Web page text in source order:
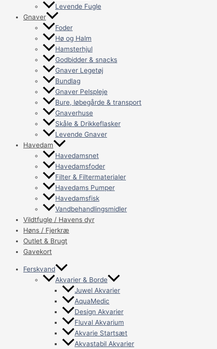
Levende Fugle
Gnaver
Foder
Hø og Halm
Hamsterhjul
Godbidder & snacks
Gnaver Legetøj
Bundlag
Gnaver Pelspleje
Bure, løbegårde & transport
Gnaverhuse
Skåle & Drikkeflasker
Levende Gnaver
Havedam
Havedamsnet
Havedamsfoder
Filter & Filtermaterialer
Havedams Pumper
Havedamsfisk
Vandbehandlingsmidler
Vildtfugle / Havens dyr
Høns / Fjerkræ
Outlet & Brugt
Gavekort
Ferskvand
Akvarier & Borde
Juwel Akvarier
AquaMedic
Design Akvarier
Fluval Akvarium
Akvarie Startsæt
Akvastabil Akvarier